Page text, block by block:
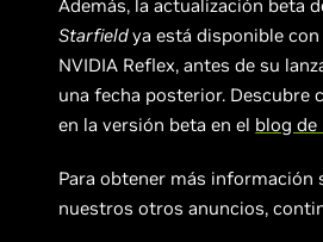
Además, la actualización beta
Starfieldya está disponible con
NVIDIA Reflex, antes de su
una fecha posterior. Descubre
en la versión beta en el blog de
Para obtener más información
nuestros otros anuncios,